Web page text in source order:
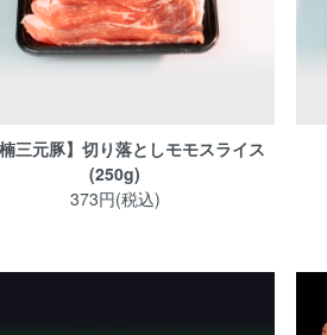
三元豚】切り落としモモスライス
(250g)
373円(税込)